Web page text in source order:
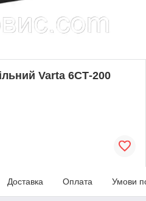
Varta 6СТ-200
Доставка Оплата Умови